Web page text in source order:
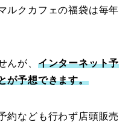
ルクカフェの福袋は毎年
んが、 インターネット予
が予想できます。
約なども行わず店頭販売